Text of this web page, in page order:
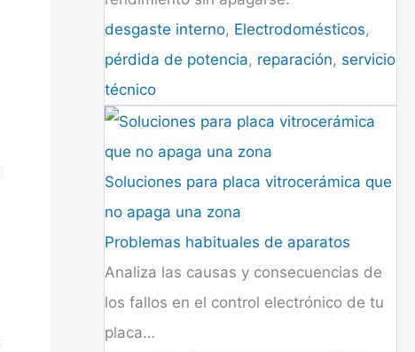
desgaste interno, Electrodomésticos,
pérdida de potencia, reparación, servicio
técnico
Soluciones para placa vitrocerámica que
no apaga una zona
Problemas habituales de aparatos
Analiza las causas y consecuencias de
los fallos en el control electrónico de tu
placa…